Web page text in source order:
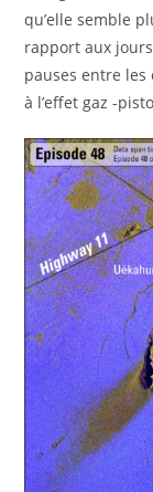
qu’elle semble
rapport aux
pauses entre
à l’effet gaz -